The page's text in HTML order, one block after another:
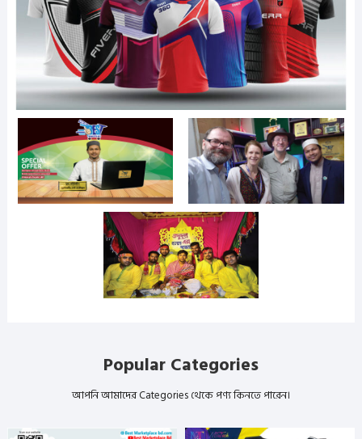
Popular Categories
আপনি আমাদের Categories থেকে পণ্য কিনতে পারেন।